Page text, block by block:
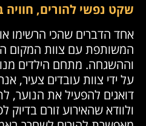
שקט נפשי להורים,
אחד הדברים שהכי הרשימו
המשותפת עם צוות המקום
וההשגחה. מתחם הילדים
על ידי צוות עובדים צעיר,
דואגים להפעיל את הנוער,
ולוודא שהאירוע זורם בדיוק